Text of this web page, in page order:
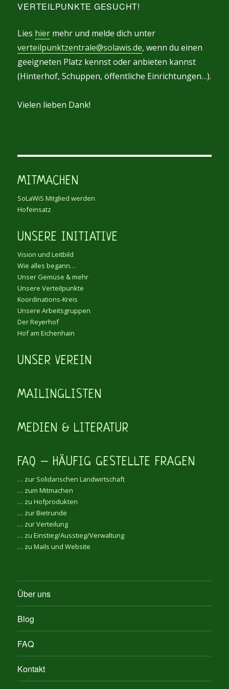
VERTEILPUNKTE GESUCHT!
Lies hier mehr und melde dich unter
verteilpunktzentrale@solawis.de, wenn du einen
geeigneten Platz kennst oder anbieten kannst
(Hinterhof, Schuppen, öffentliche Einrichtungen…).
Vielen lieben Dank!
MITMACHEN
SoLaWiS Mitglied werden
Hofeinsatz
UNSERE INITIATIVE
Vision und Leitbild
Wie alles begann…
Unser Gemüse & mehr
Unsere Verteilpunkte
Koordinations-Kreis
Unsere Arbeitsgruppen
Der Reyerhof
Hof am Eichenhain
UNSER VEREIN
MAILINGLISTEN
MEDIEN & LITERATUR
FAQ – HÄUFIG GESTELLTE FRAGEN
… zur Solidarischen Landwirtschaft
… zum Mitmachen
… zu Hofprodukten
… zur Bietrunde
… zur Verteilung
… zu Einstieg/Ausstieg/Verwaltung
… zu Mails und Website
Über uns
Blog
FAQ
Kontakt